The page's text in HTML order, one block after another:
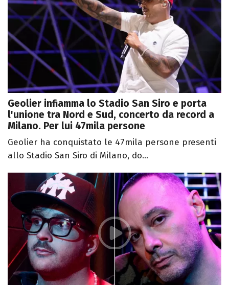
Geolier infiamma lo Stadio San Siro e porta
l'unione tra Nord e Sud, concerto da record a
Milano. Per lui 47mila persone
Geolier ha conquistato le 47mila persone presenti
allo Stadio San Siro di Milano, do...